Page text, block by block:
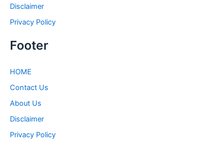
Disclaimer
Privacy Policy
Footer
HOME
Contact Us
About Us
Disclaimer
Privacy Policy